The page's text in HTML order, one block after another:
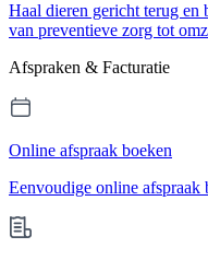
Haal dieren gericht terug
van preventieve zorg tot
Afspraken & Facturatie
Online afspraak boeken
Eenvoudige online